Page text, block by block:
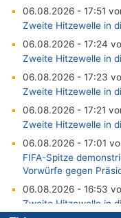
06.08.2026 - 17:51
Zweite Hitzewelle in
06.08.2026 - 17:24
Zweite Hitzewelle in
06.08.2026 - 17:23
Zweite Hitzewelle in
06.08.2026 - 17:21
Zweite Hitzewelle in
06.08.2026 - 17:01
FIFA-Spitze
Vorwürfe gegen
06.08.2026 - 16:53
Zweite Hitzewelle in